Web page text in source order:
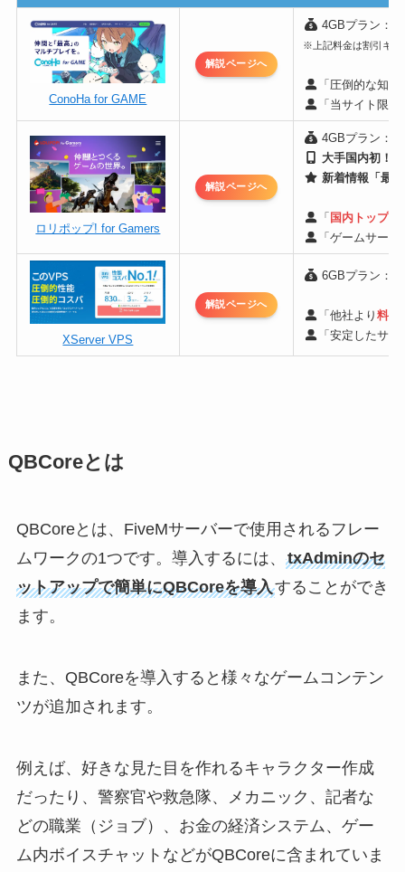
ConoHa for GAME
解説ページへ
4GBプラン：
※上記料金は割引キャ
「圧倒的な知
「当サイト限
ロリポップ! for Gamers
解説ページへ
4GBプラン：
大手国内初！
新着情報「最
「 国内トップ
「ゲームサー
XServer VPS
解説ページへ
6GBプラン：
「他社より料金
「安定したサ
QBCoreとは
QBCoreとは、FiveMサーバーで使用されるフレー
ムワークの1つです。導入するには、 txAdminのセ
ットアップで簡単にQBCoreを導入することができ
ます。
また、QBCoreを導入すると様々なゲームコンテン
ツが追加されます。
例えば、好きな見た目を作れるキャラクター作成
だったり、警察官や救急隊、メカニック、記者な
どの職業（ジョブ）、お金の経済システム、ゲー
ム内ボイスチャットなどがQBCoreに含まれていま